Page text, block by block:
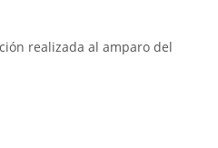
realizada al amparo del